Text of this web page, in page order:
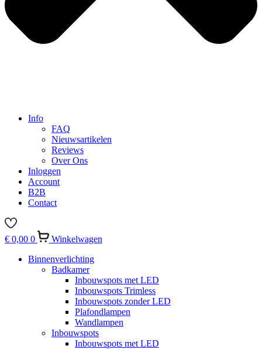
Info
FAQ
Nieuwsartikelen
Reviews
Over Ons
Inloggen
Account
B2B
Contact
€ 0,00 0
Winkelwagen
Binnenverlichting
Badkamer
Inbouwspots met LED
Inbouwspots Trimless
Inbouwspots zonder LED
Plafondlampen
Wandlampen
Inbouwspots
Inbouwspots met LED